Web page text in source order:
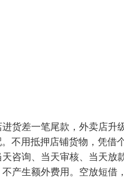
货差一笔尾款，外卖店
不用抵押店铺货物，凭借
咨询、当天审核、当天
产生额外费用。空放短